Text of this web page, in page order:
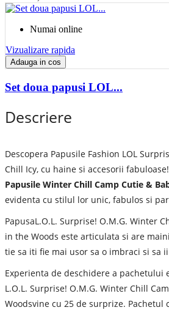
Numai online
Vizualizare rapida
Adauga in cos
Set doua papusi LOL...
Descriere
Descopera Papusile Fashion LOL
Chill Icy, cu haine si accesorii fabuloase!
Papusile Winter Chill Camp Cutie &
evidenta cu stilul lor unic, fabulos si
PapusaL.O.L. Surprise! O.M.G. Winter
in the Woods este articulata si are
tie sa iti fie mai usor sa o imbraci si sa
Experienta de deschidere a pachetului
L.O.L. Surprise! O.M.G. Winter Chill
Woodsvine cu 25 de surprize.